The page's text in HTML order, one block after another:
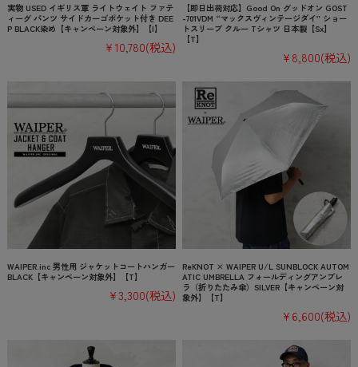
実物 USED イギリス軍 ライトウェイト ファテ
ィーグ パンツ サイドカーゴポケット付き DEE
P BLACK染め【キャンペーン対象外】【I】
¥10,780(税込)
【即日出荷対応】Good On グッドオン GOST
-701VDM “マックスヴィンテージダイ” ショー
トスリーブ クルー Tシャツ 日本製【Sx】
【T】
¥8,800(税込)
WAIPER.inc 男性用 ジャケットコートハンガー
BLACK【キャンペーン対象外】【T】
¥3,300(税込)
ReKNOT × WAIPER U/L SUNBLOCK AUTOM
ATIC UMBRELLA フォールディングアンブレ
ラ（折りたたみ傘）SILVER【キャンペーン対
象外】【T】
¥6,600(税込)